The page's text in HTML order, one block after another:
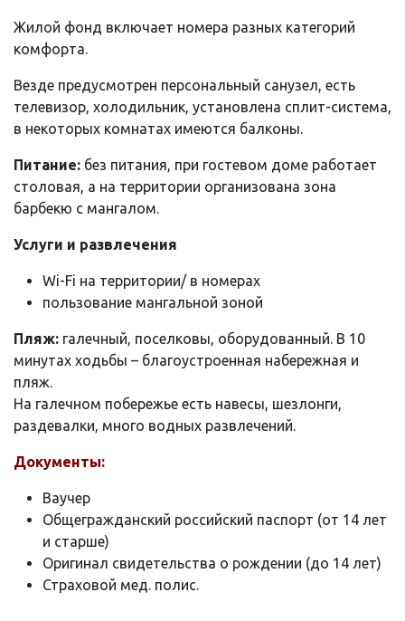
Жилой фонд включает номера разных категорий
комфорта.
Везде предусмотрен персональный санузел, есть
телевизор, холодильник, установлена сплит-система,
в некоторых комнатах имеются балконы.
Питание: без питания, при гостевом доме работает
столовая, а на территории организована зона
барбекю с мангалом.
Услуги и развлечения
Wi-Fi на территории/ в номерах
пользование мангальной зоной
Пляж: галечный, поселковы, оборудованный. В 10
минутах ходьбы – благоустроенная набережная и
пляж.
На галечном побережье есть навесы, шезлонги,
раздевалки, много водных развлечений.
Документы:
Ваучер
Общегражданский российский паспорт (от 14 лет
и старше)
Оригинал свидетельства о рождении (до 14 лет)
Страховой мед. полис.